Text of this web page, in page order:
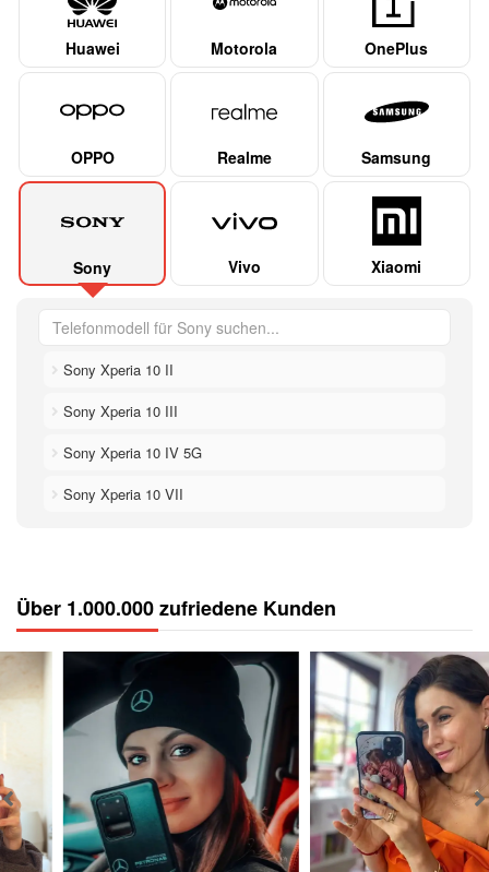
Huawei Motorola OnePlus
OPPO Realme Samsung
Sony Vivo Xiaomi
Sony Xperia 10 II
Sony Xperia 10 III
Sony Xperia 10 IV 5G
Sony Xperia 10 VII
Über 1.000.000 zufriedene Kunden